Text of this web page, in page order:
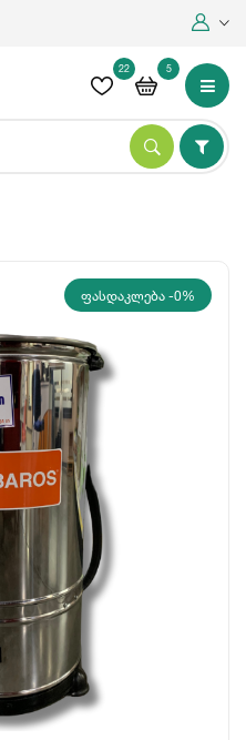
22 5
ᲤᲐᲡᲓᲐᲙᲚᲔᲑᲐ -0%